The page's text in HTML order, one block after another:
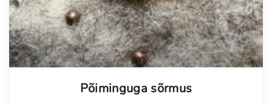
Põiminguga sõrmus